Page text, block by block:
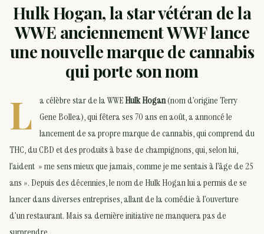
Hulk Hogan, la star vétéran de la
WWE anciennement WWF lance
une nouvelle marque de cannabis
qui porte son nom
L a célèbre star de la WWEHulk Hogan(nom d’origine Terry
Gene Bollea), qui fêtera ses 70 ans en août, a annoncé le
lancement de sa propre marque de cannabis, qui comprend du
THC, du CBD et des produits à base de champignons, qui, selon lui,
l’aident » me sens mieux que jamais, comme je me sentais à l’âge de 25
ans ». Depuis des décennies, le nom de Hulk Hogan lui a permis de se
lancer dans diverses entreprises, allant de la comédie à l’ouverture
d’un restaurant. Mais sa dernière initiative ne manquera pas de